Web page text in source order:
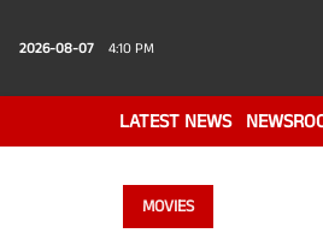
2026-08-07 4:10 PM
LATEST NEWS
MOVIES